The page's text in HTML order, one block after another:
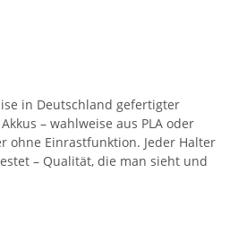
in Deutschland gefertigter
– wahlweise aus PLA oder
ohne Einrastfunktion. Jeder Halter
– Qualität, die man sieht und